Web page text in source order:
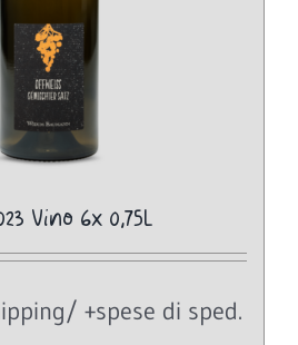
Vino 6x 0,75L
+spese di sped.